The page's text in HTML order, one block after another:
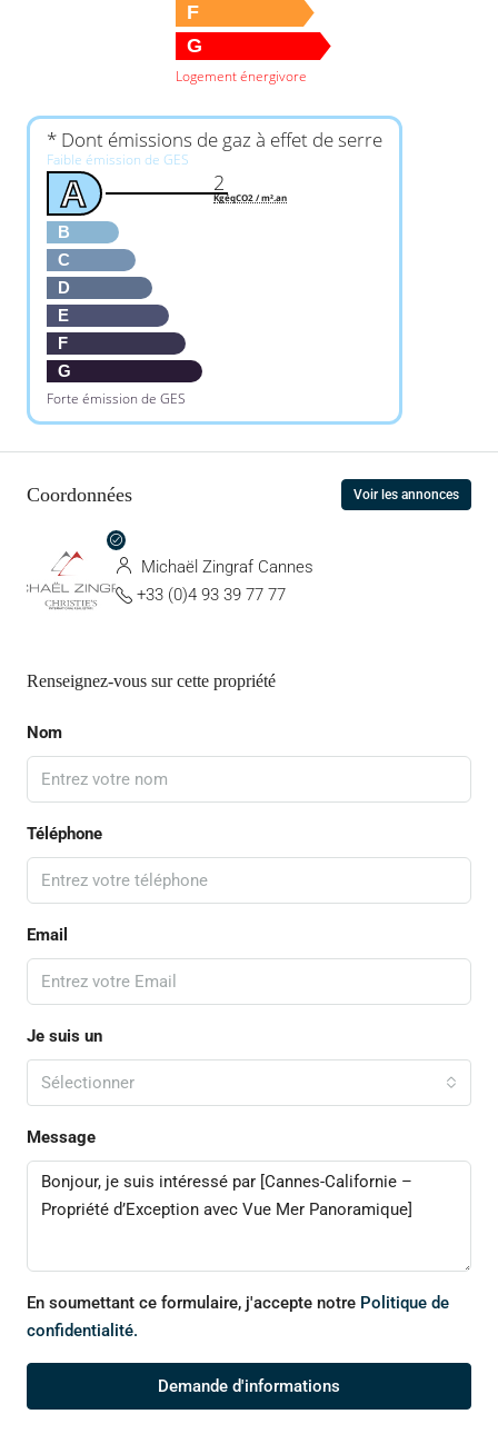
F
G
Logement énergivore
* Dont émissions de gaz à effet de serre
Faible émission de GES
A
B
C
D
E
F
G
Forte émission de GES
2
KgéqCO2 / m².an
Coordonnées Voir les annonces
Michaël Zingraf Cannes
+33 (0)4 93 39 77 77
Renseignez-vous sur cette propriété
Nom
Téléphone
Email
Je suis un
Sélectionner
Message
En soumettant ce formulaire, j'accepte notre Politique de
confidentialité.
Demande d'informations